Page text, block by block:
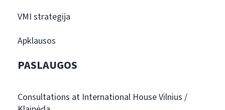
VMI strategija
Apklausos
PASLAUGOS
Consultations at International House Vilnius /